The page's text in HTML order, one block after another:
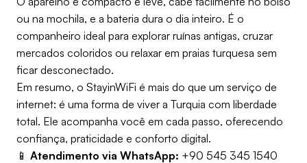
ou na mochila, e a bateria dura o dia inteiro. É o
companheiro ideal para explorar ruínas antigas, cruzar
mercados coloridos ou relaxar em praias turquesa sem
ficar desconectado.
Em resumo, o StayinWiFi é mais do que um serviço de
internet: é uma forma de viver a Turquia com liberdade
total. Ele acompanha você em cada passo, oferecendo
confiança, praticidade e conforto digital.
📱 Atendimento via WhatsApp: +90 545 345 1540